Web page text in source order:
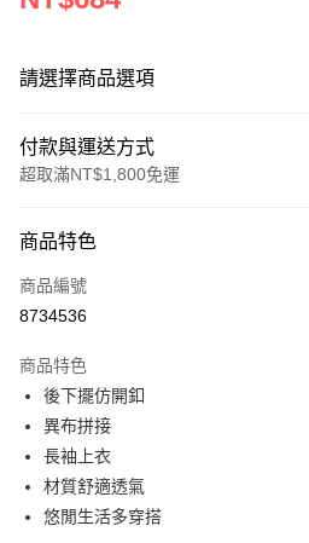
請選擇商品選項
付款與運送方式
超取滿NT$1,800免運
信用卡一次付款
超商取貨付款
街口支付
悠遊付
AFTEE先享後付
相關說明
商品特色
商品編號
8734536
商品特色
後下擺仿開釦
異布拼接
長袖上衣
材質舒適透氣
悠閒生活多穿搭